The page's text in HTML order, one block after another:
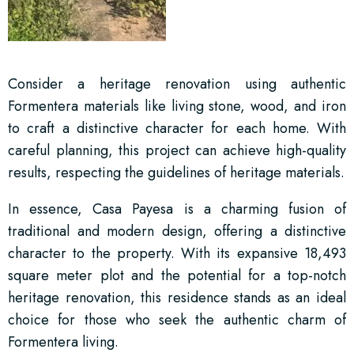
Consider a heritage renovation using authentic
Formentera materials like living stone, wood, and iron
to craft a distinctive character for each home. With
careful planning, this project can achieve high-quality
results, respecting the guidelines of heritage materials.
In essence, Casa Payesa is a charming fusion of
traditional and modern design, offering a distinctive
character to the property. With its expansive 18,493
square meter plot and the potential for a top-notch
heritage renovation, this residence stands as an ideal
choice for those who seek the authentic charm of
Formentera living.